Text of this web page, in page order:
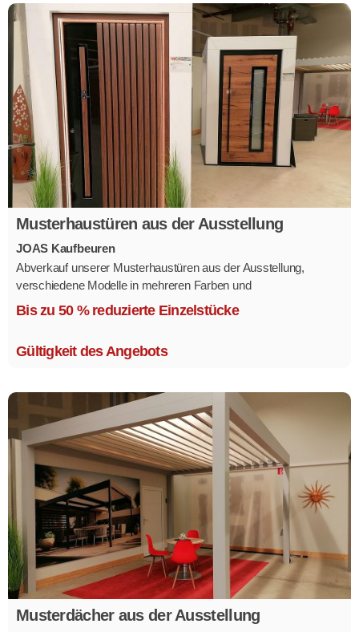
Musterhaustüren aus der Ausstellung
JOAS Kaufbeuren
Abverkauf unserer Musterhaustüren aus der Ausstellung,
verschiedene Modelle in mehreren Farben und
Ausstattungsvarianten.
Bis zu 50 % reduzierte Einzelstücke
Gültigkeit des Angebots
Musterdächer aus der Ausstellung